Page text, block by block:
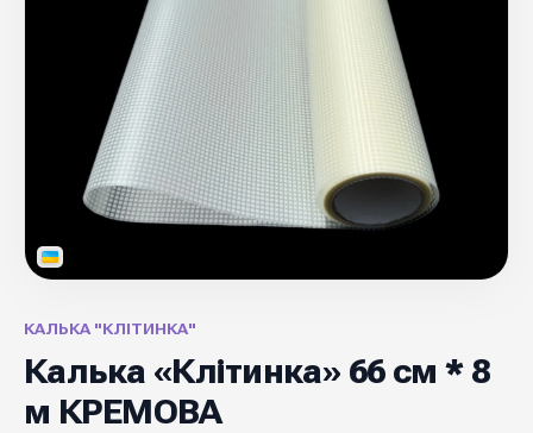
КАЛЬКА "КЛІТИНКА"
Калька «Клітинка» 66 см * 8
м КРЕМОВА